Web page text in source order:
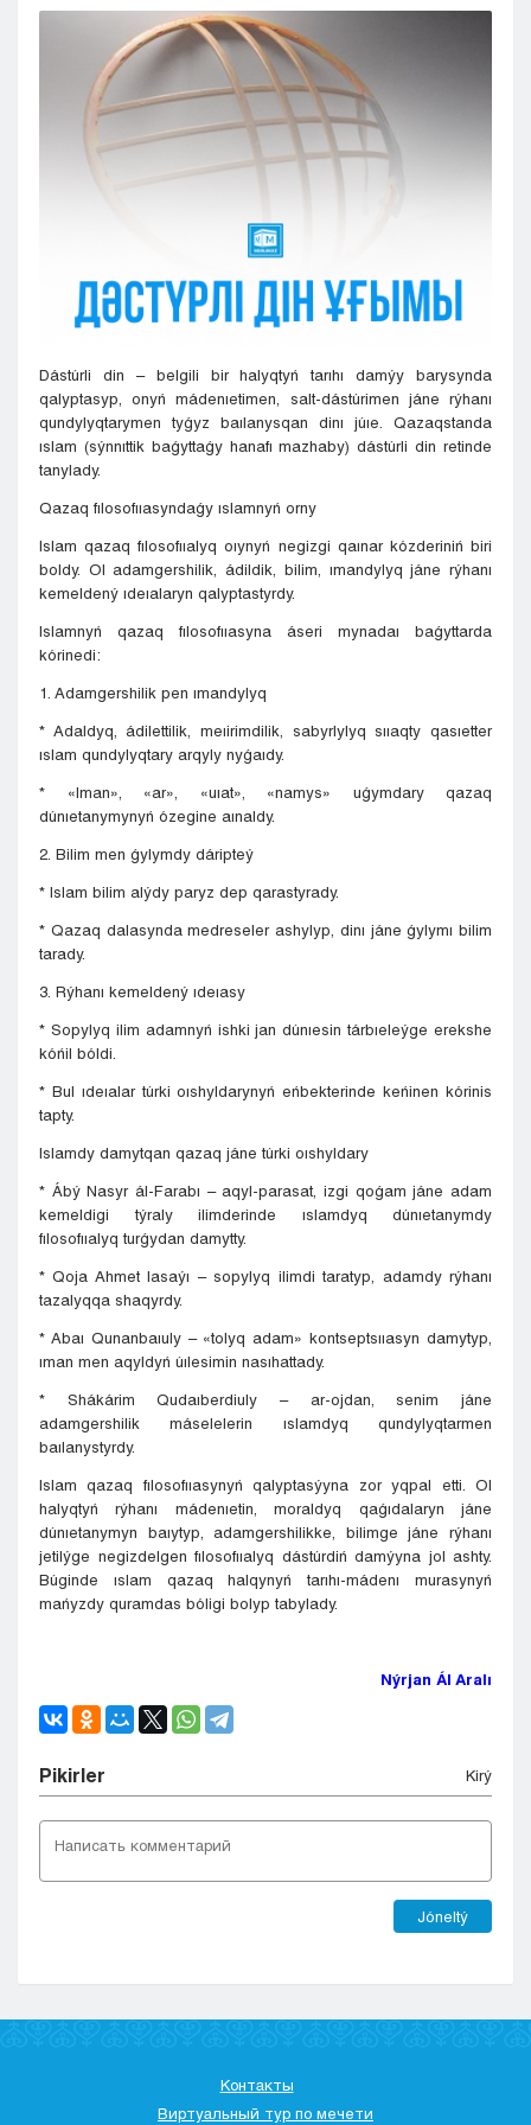
Petropavlovsk
Shymkent
Dástúrli din – belgili bir halyqtyń tarıhı damýy barysynda
qalyptasyp, onyń mádenıetimen, salt-dástúrimen jáne rýhanı
qundylyqtarymen tyǵyz baılanysqan dinı júıe. Qazaqstanda
ıslam (sýnnıttik baǵyttaǵy hanafı mazhaby) dástúrli din retinde
tanylady.
Qazaq fılosofııasyndaǵy ıslamnyń orny
Islam qazaq fılosofııalyq oıynyń negizgi qaınar kózderiniń biri
boldy. Ol adamgershilik, ádildik, bilim, ımandylyq jáne rýhanı
kemeldený ıdeıalaryn qalyptastyrdy.
Islamnyń qazaq fılosofııasyna áseri mynadaı baǵyttarda
kórinedi:
1. Adamgershilik pen ımandylyq
* Adaldyq, ádilettilik, meıirimdilik, sabyrlylyq sııaqty qasıetter
ıslam qundylyqtary arqyly nyǵaıdy.
* «Iman», «ar», «uıat», «namys» uǵymdary qazaq
dúnıetanymynyń ózegine aınaldy.
2. Bilim men ǵylymdy dáripteý
* Islam bilim alýdy paryz dep qarastyrady.
* Qazaq dalasynda medreseler ashylyp, dinı jáne ǵylymı bilim
tarady.
3. Rýhanı kemeldený ıdeıasy
* Sopylyq ilim adamnyń ishki jan dúnıesin tárbıeleýge erekshe
kóńil bóldi.
* Bul ıdeıalar túrki oıshyldarynyń eńbekterinde keńinen kórinis
tapty.
Islamdy damytqan qazaq jáne túrki oıshyldary
* Ábý Nasyr ál-Farabı – aqyl-parasat, izgi qoǵam jáne adam
kemeldigi týraly ilimderinde ıslamdyq dúnıetanymdy
fılosofııalyq turǵydan damytty.
* Qoja Ahmet Iasaýı – sopylyq ilimdi taratyp, adamdy rýhanı
tazalyqqa shaqyrdy.
* Abaı Qunanbaıuly – «tolyq adam» kontseptsııasyn damytyp,
ıman men aqyldyń úılesimin nasıhattady.
* Shákárim Qudaıberdiuly – ar-ojdan, senim jáne
adamgershilik máselelerin ıslamdyq qundylyqtarmen
baılanystyrdy.
Islam qazaq fılosofııasynyń qalyptasýyna zor yqpal etti. Ol
halyqtyń rýhanı mádenıetin, moraldyq qaǵıdalaryn jáne
dúnıetanymyn baıytyp, adamgershilikke, bilimge jáne rýhanı
jetilýge negizdelgen fılosofııalyq dástúrdiń damýyna jol ashty.
Búginde ıslam qazaq halqynyń tarıhı-mádenı murasynyń
mańyzdy quramdas bóligi bolyp tabylady.
Nýrjan Ál Aralı
Pіkіrler Kіrý
Jóneltý
Контакты
Виртуальный тур по мечети